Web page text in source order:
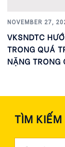
NOVEMBER 27,
VKSNDTC
TRONG QUÁ
NẶNG TRONG
TÌM KIẾM